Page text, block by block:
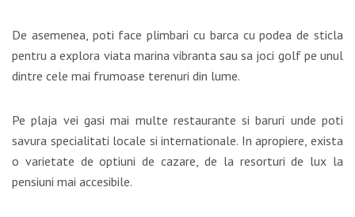
De asemenea, poti face plimbari cu barca cu podea de sticla
pentru a explora viata marina vibranta sau sa joci golf pe unul
dintre cele mai frumoase terenuri din lume.
Pe plaja vei gasi mai multe restaurante si baruri unde poti
savura specialitati locale si internationale. In apropiere, exista
o varietate de optiuni de cazare, de la resorturi de lux la
pensiuni mai accesibile.